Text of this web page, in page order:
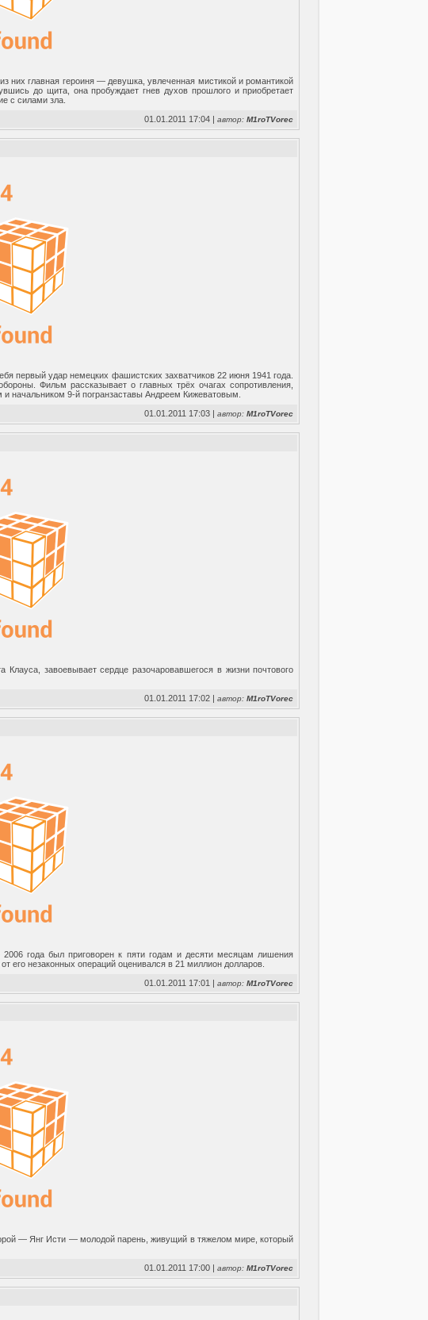
них главная героиня — девушка, увлеченная мистикой и романтикой
до щита, она пробуждает гнев духов прошлого и приобретает
с силами зла.
01.01.2011 17:04 |автор:M1roTVorec
первый удар немецких фашистских захватчиков 22 июня 1941 года.
Фильм рассказывает о главных трёх очагах сопротивления,
9-й погранзаставы Андреем Кижеватовым.
01.01.2011 17:03 |автор:M1roTVorec
завоевывает сердце разочаровавшегося в жизни почтового
01.01.2011 17:02 |автор:M1roTVorec
года был приговорен к пяти годам и десяти месяцам лишения
его незаконных операций оценивался в 21 миллион долларов.
01.01.2011 17:01 |автор:M1roTVorec
— Янг Исти — молодой парень, живущий в тяжелом мире, который
01.01.2011 17:00 |автор:M1roTVorec